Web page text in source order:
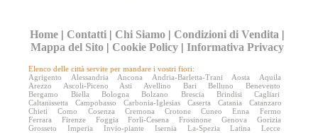
Home | Contatti | Chi Siamo | Condizioni di Vendita |
Mappa del Sito | Cookie Policy |Informativa Privacy
Elenco delle città servite per mandare i vostri fiori:
Agrigento
Alessandria Ancona Andria-Barletta-Trani Aosta
Aquila
Arezzo
Ascoli-Piceno Asti Avellino Bari Belluno
Benevento
Bergamo
Biella Bologna Bolzano Brescia Brindisi
Cagliari
Caltanissetta
Campobasso Carbonia-Iglesias Caserta Catania
Catanzaro
Chieti
Como Cosenza Cremona Crotone Cuneo Enna
Fermo
Ferrara
Firenze Foggia Forlì-Cesena Frosinone Genova
Gorizia
Grosseto
Imperia Invio-piante Isernia La-Spezia Latina
Lecce